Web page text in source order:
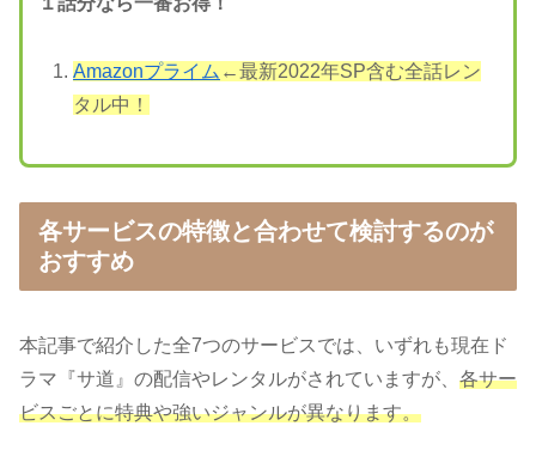
Amazonプライム ←最新2022年SP含む全話レン
タル中！
各サービスの特徴と合わせて検討するのが
おすすめ
本記事で紹介した全7つのサービスでは、いずれも現在ド
ラマ『サ道』の配信やレンタルがされていますが、 各サー
ビスごとに特典や強いジャンルが異なります。